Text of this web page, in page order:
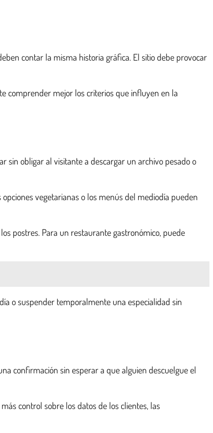
contar la misma historia gráfica. El sitio debe provocar
comprender mejor los criterios que influyen en la
sin obligar al visitante a descargar un archivo pesado o
vegetarianas o los menús del mediodía pueden
postres. Para un restaurante gastronómico, puede
o suspender temporalmente una especialidad sin
confirmación sin esperar a que alguien descuelgue el
control sobre los datos de los clientes, las